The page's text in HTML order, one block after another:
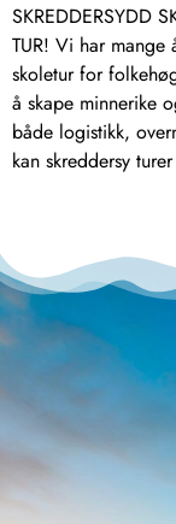
SKREDDERSYDD
TUR! Vi har mange
skoletur for
å skape minnerike
både logistikk,
kan skreddersy